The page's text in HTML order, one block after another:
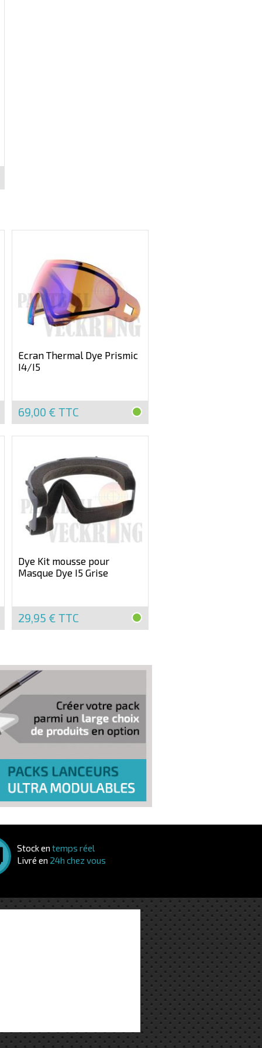
Ecran Thermal Dye Prismic
I4/I5
69,00 € TTC
Dye Kit mousse pour
Masque Dye I5 Grise
29,95 € TTC
Stock en temps réel
Livré en 24h chez vous